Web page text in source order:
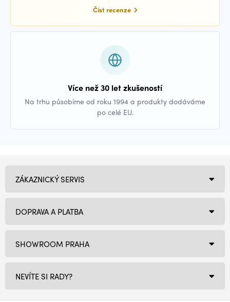
Číst recenze
Více než 30 let zkušeností
Na trhu působíme od roku 1994 a produkty dodáváme
po celé EU.
SHOWROOM PRAHA
NEVÍTE SI RADY?
ZÁKAZNICKÝ SERVIS
DOPRAVA A PLATBA